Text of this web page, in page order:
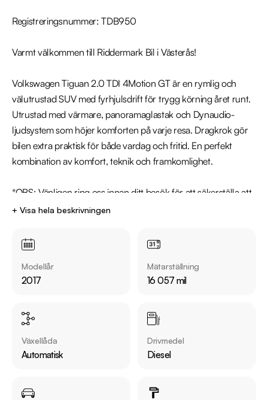
Registreringsnummer: TDB950
Varmt välkommen till Riddermark Bil i Västerås!
Volkswagen Tiguan 2.0 TDI 4Motion GT är en rymlig och
välutrustad SUV med fyrhjulsdrift för trygg körning året runt.
Utrustad med värmare, panoramaglastak och Dynaudio-
ljudsystem som höjer komforten på varje resa. Dragkrok gör
bilen extra praktisk för både vardag och fritid. En perfekt
kombination av komfort, teknik och framkomlighet.
*OBS: Vänligen ring oss innan ditt besök för att säkerställa att
bilen finns i butiken, då den kan vara placerad på en annan
+ Visa hela beskrivningen
Modellår
2017
Mätarställning
16 057 mil
Växellåda
Automatisk
Drivmedel
Diesel